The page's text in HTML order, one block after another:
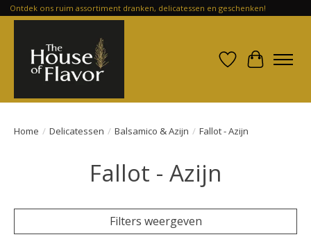
Ontdek ons ruim assortiment dranken, delicatessen en geschenken!
Verlanglijst
Home / Delicatessen / Balsamico & Azijn / Fallot - Azijn
Fallot - Azijn
Filters weergeven